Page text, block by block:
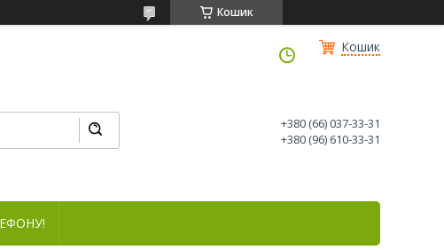
Кошик
Кошик
+380 (66) 037-33-31
+380 (96) 610-33-31